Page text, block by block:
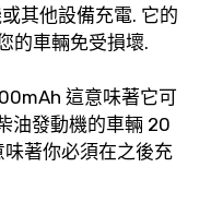
其他設備充電. 它的
的車輛免受損壞.
這意味著它可
油發動機的車輛 20
著你必須在之後充